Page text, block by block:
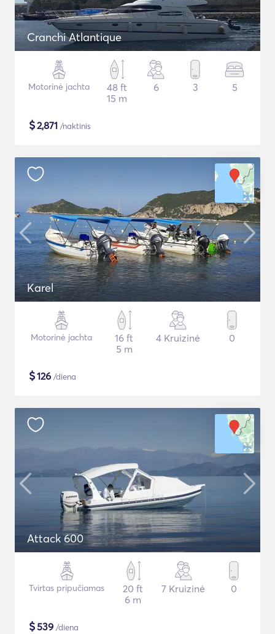
Cranchi Atlantique
Motorinė jachta
48 ft
15 m
6 3 5
$2,871 /naktinis
Karel
Motorinė jachta
16 ft
5 m
4 Kruizinė 0
$126 /diena
Attack 600
Tvirtas pripučiamas
20 ft
6 m
7 Kruizinė 0
$539 /diena